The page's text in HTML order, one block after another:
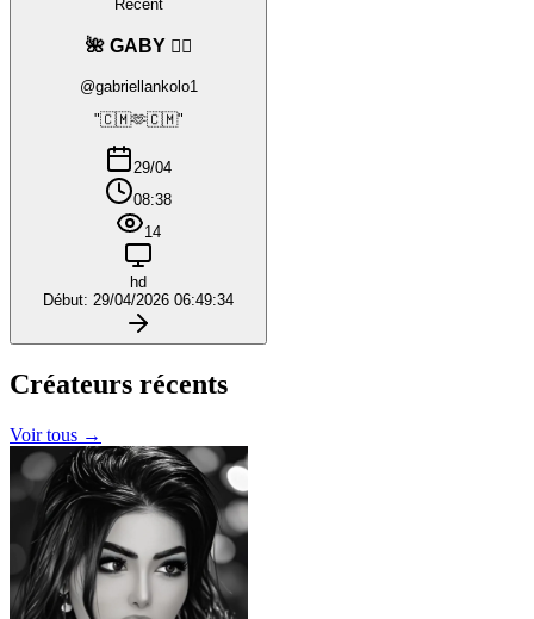
Récent
🌺 GABY ❤️‍🔥
@gabriellankolo1
"🇨🇲🫶🇨🇲"
29/04
08:38
14
hd
Début: 29/04/2026 06:49:34
Créateurs récents
Voir tous →